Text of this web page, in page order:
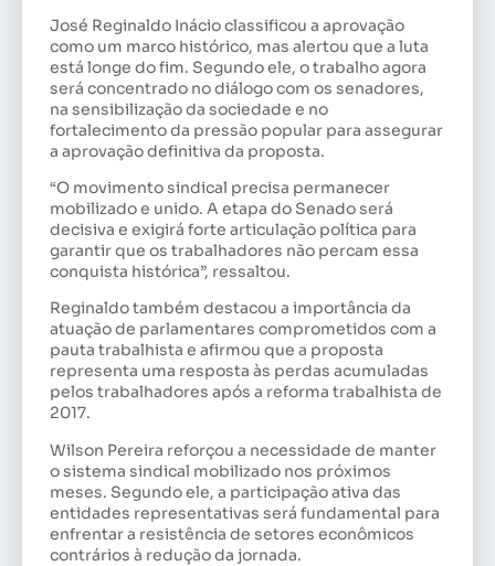
José Reginaldo Inácio classificou a aprovação
como um marco histórico, mas alertou que a luta
está longe do fim. Segundo ele, o trabalho agora
será concentrado no diálogo com os senadores,
na sensibilização da sociedade e no
fortalecimento da pressão popular para assegurar
a aprovação definitiva da proposta.
“O movimento sindical precisa permanecer
mobilizado e unido. A etapa do Senado será
decisiva e exigirá forte articulação política para
garantir que os trabalhadores não percam essa
conquista histórica”, ressaltou.
Reginaldo também destacou a importância da
atuação de parlamentares comprometidos com a
pauta trabalhista e afirmou que a proposta
representa uma resposta às perdas acumuladas
pelos trabalhadores após a reforma trabalhista de
2017.
Wilson Pereira reforçou a necessidade de manter
o sistema sindical mobilizado nos próximos
meses. Segundo ele, a participação ativa das
entidades representativas será fundamental para
enfrentar a resistência de setores econômicos
contrários à redução da jornada.